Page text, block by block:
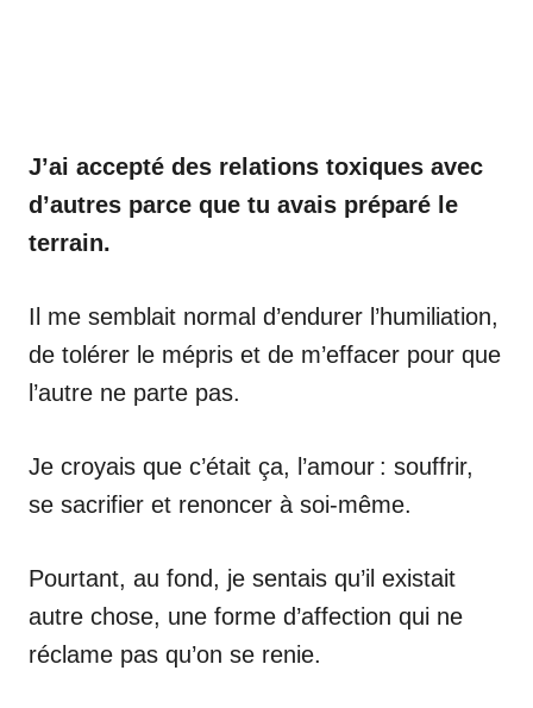
J’ai accepté des relations toxiques avec
d’autres parce que tu avais préparé le
terrain.
Il me semblait normal d’endurer l’humiliation,
de tolérer le mépris et de m’effacer pour que
l’autre ne parte pas.
Je croyais que c’était ça, l’amour : souffrir,
se sacrifier et renoncer à soi-même.
Pourtant, au fond, je sentais qu’il existait
autre chose, une forme d’affection qui ne
réclame pas qu’on se renie.